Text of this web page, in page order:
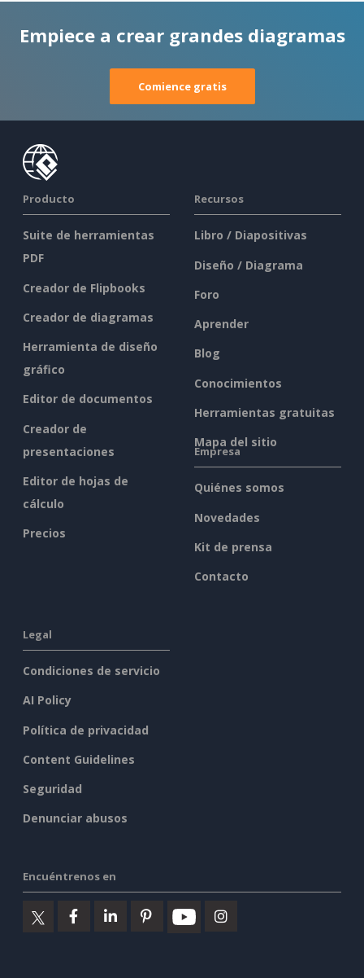
Empiece a crear grandes diagramas
Comience gratis
Producto
Suite de herramientas
PDF
Creador de Flipbooks
Creador de diagramas
Herramienta de diseño
gráfico
Editor de documentos
Creador de
presentaciones
Editor de hojas de
cálculo
Precios
Recursos
Libro / Diapositivas
Diseño / Diagrama
Foro
Aprender
Blog
Conocimientos
Herramientas gratuitas
Mapa del sitio
Empresa
Quiénes somos
Novedades
Kit de prensa
Contacto
Legal
Condiciones de servicio
AI Policy
Política de privacidad
Content Guidelines
Seguridad
Denunciar abusos
Encuéntrenos en